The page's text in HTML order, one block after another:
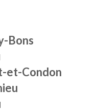
Bons
et-Condon